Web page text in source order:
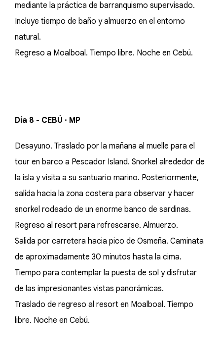
mediante la práctica de barranquismo supervisado.
Incluye tiempo de baño y almuerzo en el entorno
natural.
Regreso a Moalboal. Tiempo libre. Noche en Cebú.
Día 8 - CEBÚ · MP
Desayuno. Traslado por la mañana al muelle para el
tour en barco a Pescador Island. Snorkel alrededor de
la isla y visita a su santuario marino. Posteriormente,
salida hacia la zona costera para observar y hacer
snorkel rodeado de un enorme banco de sardinas.
Regreso al resort para refrescarse. Almuerzo.
Salida por carretera hacia pico de Osmeña. Caminata
de aproximadamente 30 minutos hasta la cima.
Tiempo para contemplar la puesta de sol y disfrutar
de las impresionantes vistas panorámicas.
Traslado de regreso al resort en Moalboal. Tiempo
libre. Noche en Cebú.